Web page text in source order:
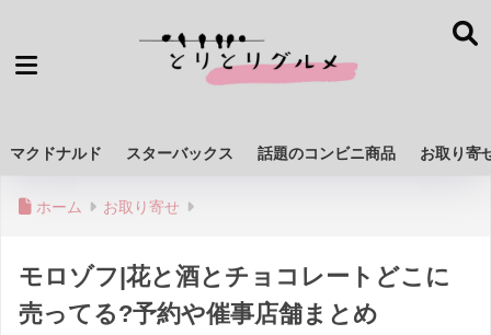
マクドナルド スターバックス 話題のコンビニ商品 お取り寄
ホーム お取り寄せ
モロゾフ|花と酒とチョコレートどこに
売ってる?予約や催事店舗まとめ